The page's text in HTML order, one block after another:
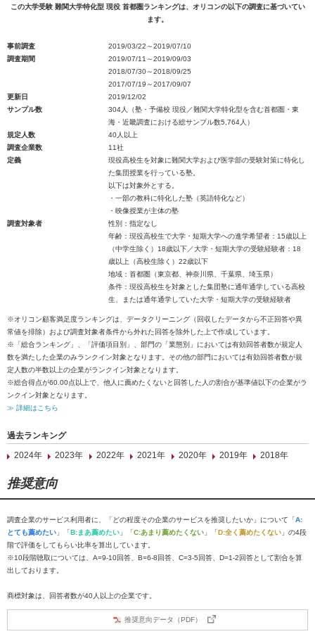
この大学受験 難関大学特化型 現役 首都圏ランキングは、オリコンの以下の調査に基づいてい
ます。
事前調査
2019/03/22～2019/07/10
調査期間
2019/07/11～2019/09/03
2018/07/30～2018/09/25
2017/07/19～2017/09/07
更新日
2019/12/02
サンプル数
304人（塾・予備校 現役／難関大学特化型を含む首都圏・東
海・近畿調査における総サンプル数5,764人）
規定人数
40人以上
調査企業数
11社
定義
現役高校生を対象に難関大学および医学部の受験対策に特化し
た集団授業を行っている塾。
以下は対象外とする。
・一部の教科に特化した塾（英語特化など）
・映像授業が主体の塾
調査対象者
性別：指定なし
年齢：現役高校生で大学・短期大学への進学希望者：15歳以上
（中学生除く）18歳以下／大学・短期大学の受験経験者：18
歳以上（高校生除く）22歳以下
地域：首都圏（東京都、神奈川県、千葉県、埼玉県）
条件：現役高校生を対象とした集団塾に通年通学している高校
生、または通年通学していた大学・短期大学の受験経験者
※オリコン顧客満足度ランキングは、データクリーニング（回収したデータから不正回答や異
常値を排除）および調査対象者条件から外れた回答を除外した上で作成しています。
※「総合ランキング」、「評価項目別」、部門の「業態別」においては有効回答者数が規定人
数を満たした企業のみランクイン対象となります。その他の部門においては有効回答者数が規
定人数の半数以上の企業がランクイン対象となります。
※総合得点が60.00点以上で、他人に薦めたくないと回答した人の割合が基準値以下の企業がラ
ンクイン対象となります。
≫ 詳細はこちら
過去ランキング
2024年
2023年 2022年 2021年 2020年 2019年 2018年
推奨意向
調査企業のサービス利用者に、「どの程度その企業のサービスを推奨したいか」について「A:
とても薦めたい 」「B:まあ薦めたい 」「C:あまり薦めたくない 」「D:全く薦めたくない 」の4段
階で評価をしてもらい比率を算出しています。
※10段階聴取については、A=9-10回答、B=6-8回答、C=3-5回答、D=1-2回答として割合を算
出しております。
商標対象は、回答者数が40人以上の企業です。
推奨意向データ（PDF）